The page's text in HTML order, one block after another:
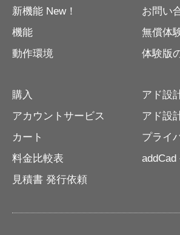
新機能 New！
機能
動作環境
お問い
無償体
体験版
購入
アカウントサービス
カート
料金比較表
見積書 発行依頼
アド設
アド設
プライ
addCad